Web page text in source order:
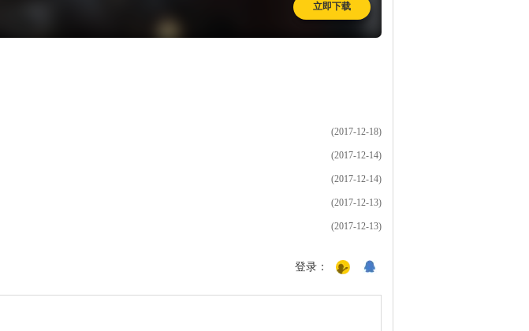
立即下载
(2017-12-18)
(2017-12-14)
(2017-12-14)
(2017-12-13)
(2017-12-13)
登录：